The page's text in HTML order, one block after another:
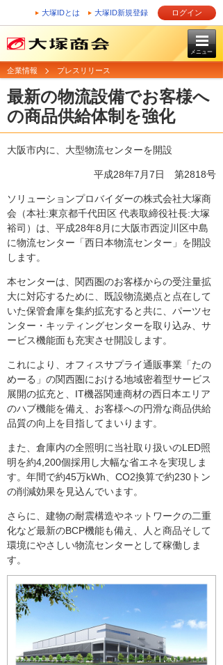
大塚IDとは 大塚ID新規登録 ログイン
メニュー
企業情報 プレスリリース
最新の物流設備でお客様へ
の商品供給体制を強化
大阪市内に、大型物流センターを開設
平成28年7月7日 第2818号
ソリューションプロバイダーの株式会社大塚商
会（本社:東京都千代田区 代表取締役社長:大塚
裕司）は、平成28年8月に大阪市西淀川区中島
に物流センター「西日本物流センター」を開設
します。
本センターは、関西圏のお客様からの受注量拡
大に対応するために、既設物流拠点と点在して
いた保管倉庫を集約拡充すると共に、パーツセ
ンター・キッティングセンターを取り込み、サ
ービス機能面も充実させ開設します。
これにより、オフィスサプライ通販事業「たの
めーる」の関西圏における地域密着型サービス
展開の拡充と、IT機器関連商材の西日本エリア
のハブ機能を備え、お客様への円滑な商品供給
品質の向上を目指してまいります。
また、倉庫内の全照明に当社取り扱いのLED照
明を約4,200個採用し大幅な省エネを実現しま
す。年間で約45万kWh、CO2換算で約230トン
の削減効果を見込んでいます。
さらに、建物の耐震構造やネットワークの二重
化など最新のBCP機能も備え、人と商品そして
環境にやさしい物流センターとして稼働しま
す。